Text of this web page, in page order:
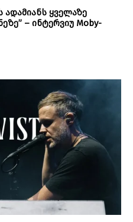
ადამიანს ყველაზე
– ინტერვიუ Moby-